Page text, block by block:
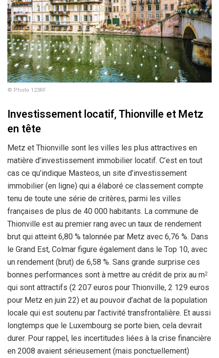
© Photo 123RF
Investissement locatif,Thionville et Metz
en tête
Metz et Thionville sont les villes les plus attractives en
matière d’investissement immobilier locatif. C’est en tout
cas ce qu’indique Masteos, un site d’investissement
immobilier (en ligne) qui a élaboré ce classement compte
tenu de toute une série de critères, parmi les villes
françaises de plus de 40 000 habitants. La commune de
Thionville est au premier rang avec un taux de rendement
brut qui atteint 6,80 % talonnée par Metz avec 6,76 %. Dans
le Grand Est, Colmar figure également dans le Top 10, avec
un rendement (brut) de 6,58 %. Sans grande surprise ces
bonnes performances sont à mettre au crédit de prix au m2
qui sont attractifs (2 207 euros pour Thionville, 2 129 euros
pour Metz en juin 22) et au pouvoir d’achat de la population
locale qui est soutenu par l’activité transfrontalière. Et aussi
longtemps que le Luxembourg se porte bien, cela devrait
durer. Pour rappel, les incertitudes liées à la crise financière
en 2008 avaient sérieusement (mais ponctuellement)